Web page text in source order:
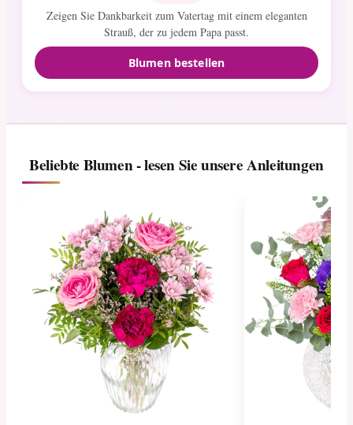
Zeigen Sie Dankbarkeit zum Vatertag mit einem eleganten
Strauß, der zu jedem Papa passt.
Blumen bestellen
Beliebte Blumen - lesen Sie unsere Anleitungen